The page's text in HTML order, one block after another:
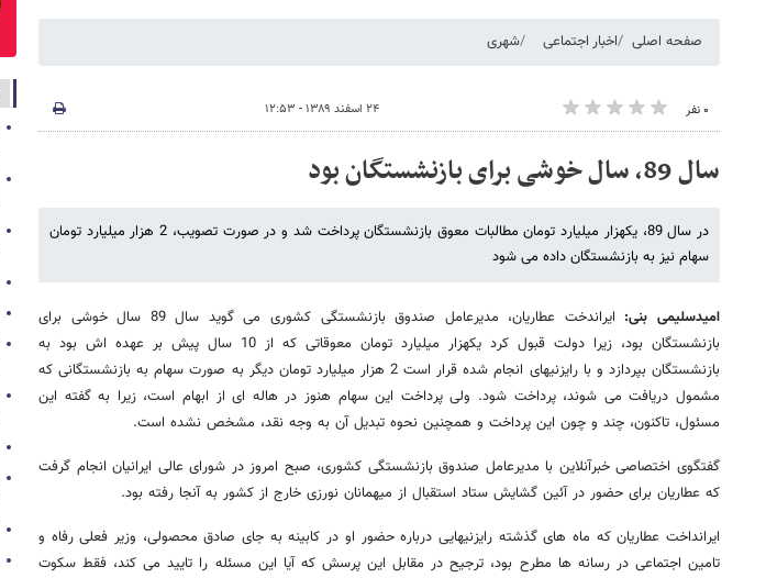
صفحه اصلی اخبار اجتماعی شهری
۰ نفر ۲۴ اسفند ۱۳۸۹ - ۱۲:۵۳
سال 89، سال خوشی برای بازنشستگان بود
در سال 89، یکهزار میلیارد تومان مطالبات معوق بازنشستگان پرداخت شد و در صورت تصویب، 2 هزار میلیارد تومان
سهام نیز به بازنشستگان داده می شود
امیدسلیمی بنی:
ایراندخت عطاریان، مدیرعامل صندوق بازنشستگی کشوری می گوید سال 89 سال خوشی برای
بازنشستگان بود، زیرا دولت قبول کرد یکهزار میلیارد تومان معوقاتی که از 10 سال پیش بر عهده اش بود به
بازنشستگان بپردازد و با رایزنیهای انجام شده قرار است 2 هزار میلیارد تومان دیگر به صورت سهام به بازنشستگانی که
مشمول دریافت می شوند، پرداخت شود. ولی پرداخت این سهام هنوز در هاله ای از ابهام است، زیرا به گفته این
مسئول، تاکنون، چند و چون این پرداخت و همچنین نحوه تبدیل آن به وجه نقد، مشخص نشده است.
گفتگوی اختصاصی خبرآنلاین با مدیرعامل صندوق بازنشستگی کشوری، صبح امروز در شورای عالی ایرانیان انجام گرفت
که عطاریان برای حضور در آئین گشایش ستاد استقبال از میهمانان نورزی خارج از کشور به آنجا رفته بود.
ایرانداخت عطاریان که ماه های گذشته رایزنیهایی درباره حضور او در کابینه به جای صادق محصولی، وزیر فعلی رفاه و
تامین اجتماعی در رسانه ها مطرح بود، ترجیح در مقابل این پرسش که آیا این مسئله را تایید می کند، فقط سکوت